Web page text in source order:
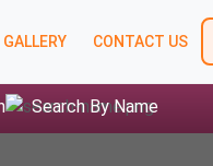
GALLERY CONTACT US
Search By Name